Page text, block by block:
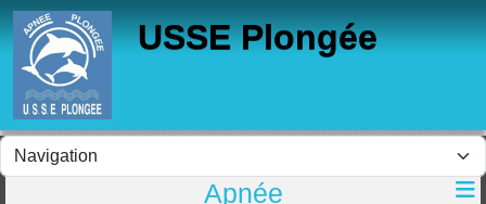
USSE Plongée
Apnée
Panneau de gestion des cookies